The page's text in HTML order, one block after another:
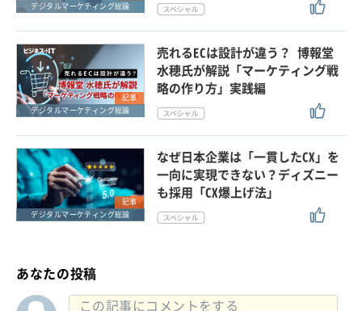
デジタルマーケティング総論
記事
デジタルマーケティング総論
売れるECは設計が違う？ 博報堂
水穂氏が解説「マーケティング戦
略の作り方」実践編
記事
デジタルマーケティング総論
なぜ日本企業は「一貫したCX」を
一向に実現できない？ディズニー
も採用「CX爆上げ法」
あなたの投稿